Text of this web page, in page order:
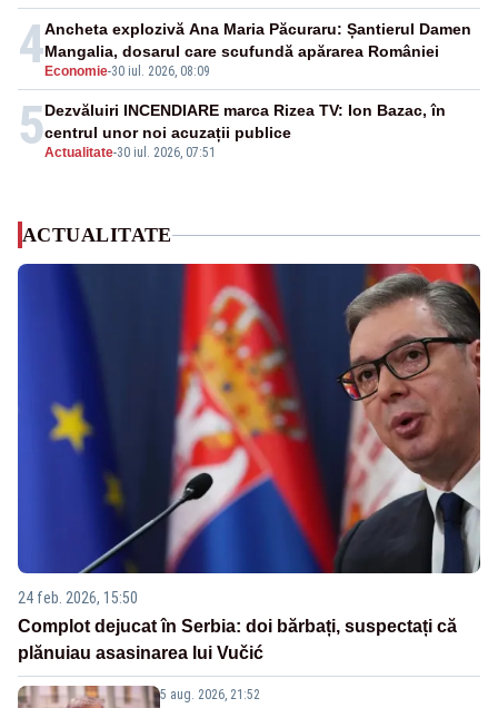
4 Economie-30 iul. 2026, 08:09
Ancheta explozivă Ana Maria Păcuraru: Șantierul Damen
Mangalia, dosarul care scufundă apărarea României
5Actualitate-30 iul. 2026, 07:51
Dezvăluiri INCENDIARE marca Rizea TV: Ion Bazac, în
centrul unor noi acuzații publice
ACTUALITATE
24 feb. 2026, 15:50
Complot dejucat în Serbia: doi bărbați, suspectați că
plănuiau asasinarea lui Vučić
5 aug. 2026, 21:52